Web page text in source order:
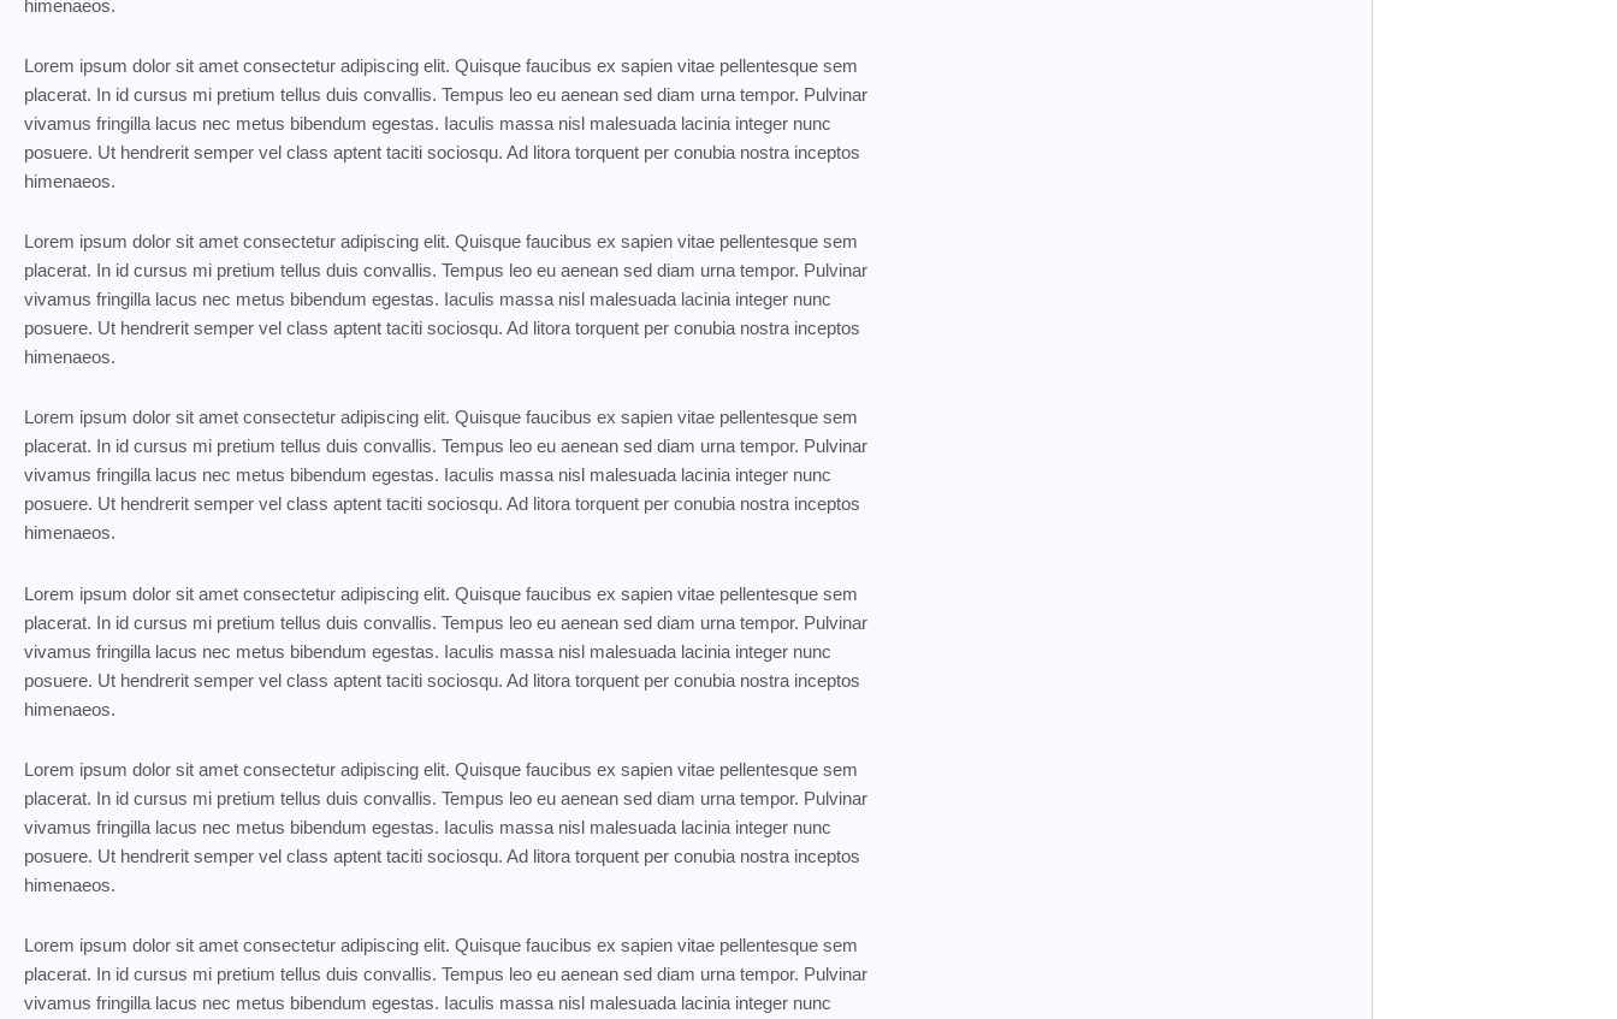
himenaeos.
Lorem ipsum dolor sit amet consectetur adipiscing elit. Quisque faucibus ex sapien vitae pellentesque sem
placerat. In id cursus mi pretium tellus duis convallis. Tempus leo eu aenean sed diam urna tempor. Pulvinar
vivamus fringilla lacus nec metus bibendum egestas. Iaculis massa nisl malesuada lacinia integer nunc
posuere. Ut hendrerit semper vel class aptent taciti sociosqu. Ad litora torquent per conubia nostra inceptos
himenaeos.
Lorem ipsum dolor sit amet consectetur adipiscing elit. Quisque faucibus ex sapien vitae pellentesque sem
placerat. In id cursus mi pretium tellus duis convallis. Tempus leo eu aenean sed diam urna tempor. Pulvinar
vivamus fringilla lacus nec metus bibendum egestas. Iaculis massa nisl malesuada lacinia integer nunc
posuere. Ut hendrerit semper vel class aptent taciti sociosqu. Ad litora torquent per conubia nostra inceptos
himenaeos.
Lorem ipsum dolor sit amet consectetur adipiscing elit. Quisque faucibus ex sapien vitae pellentesque sem
placerat. In id cursus mi pretium tellus duis convallis. Tempus leo eu aenean sed diam urna tempor. Pulvinar
vivamus fringilla lacus nec metus bibendum egestas. Iaculis massa nisl malesuada lacinia integer nunc
posuere. Ut hendrerit semper vel class aptent taciti sociosqu. Ad litora torquent per conubia nostra inceptos
himenaeos.
Lorem ipsum dolor sit amet consectetur adipiscing elit. Quisque faucibus ex sapien vitae pellentesque sem
placerat. In id cursus mi pretium tellus duis convallis. Tempus leo eu aenean sed diam urna tempor. Pulvinar
vivamus fringilla lacus nec metus bibendum egestas. Iaculis massa nisl malesuada lacinia integer nunc
posuere. Ut hendrerit semper vel class aptent taciti sociosqu. Ad litora torquent per conubia nostra inceptos
himenaeos.
Lorem ipsum dolor sit amet consectetur adipiscing elit. Quisque faucibus ex sapien vitae pellentesque sem
placerat. In id cursus mi pretium tellus duis convallis. Tempus leo eu aenean sed diam urna tempor. Pulvinar
vivamus fringilla lacus nec metus bibendum egestas. Iaculis massa nisl malesuada lacinia integer nunc
posuere. Ut hendrerit semper vel class aptent taciti sociosqu. Ad litora torquent per conubia nostra inceptos
himenaeos.
Lorem ipsum dolor sit amet consectetur adipiscing elit. Quisque faucibus ex sapien vitae pellentesque sem
placerat. In id cursus mi pretium tellus duis convallis. Tempus leo eu aenean sed diam urna tempor. Pulvinar
vivamus fringilla lacus nec metus bibendum egestas. Iaculis massa nisl malesuada lacinia integer nunc